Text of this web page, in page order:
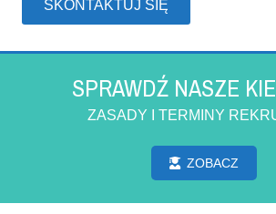
SKONTAKTUJ SIĘ
SPRAWDŹ NASZE
ZASADY I TERMINY
ZOBACZ